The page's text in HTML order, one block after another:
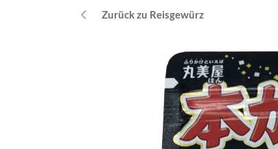
Zurück zu Reisgewürz